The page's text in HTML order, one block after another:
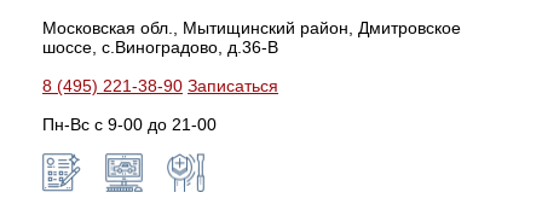
Московская обл., Мытищинский район, Дмитровское
шоссе, с.Виноградово, д.36-В
8 (495) 221-38-90 Записаться
Пн-Вс с 9-00 до 21-00